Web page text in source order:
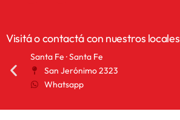
Visitá o contactá con nuestros locales
Santa Fe · Santa Fe
San Jerónimo 2323
Whatsapp